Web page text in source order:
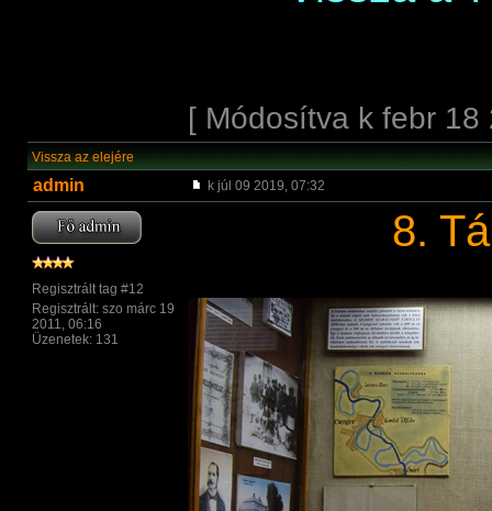
[ Módosítva k febr 18
Vissza az elejére
admin k júl 09 2019, 07:32
Regisztrált tag #12
Regisztrált: szo márc 19
2011, 06:16
Üzenetek: 131
8.